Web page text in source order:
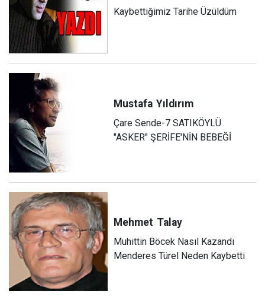
Kaybettiğimiz Tarihe Üzüldüm
Mustafa Yıldırım
Çare Sende-7 SATIKÖYLÜ
"ASKER" ŞERİFE'NİN BEBEĞİ
Mehmet Talay
Muhittin Böcek Nasıl Kazandı
Menderes Türel Neden Kaybetti